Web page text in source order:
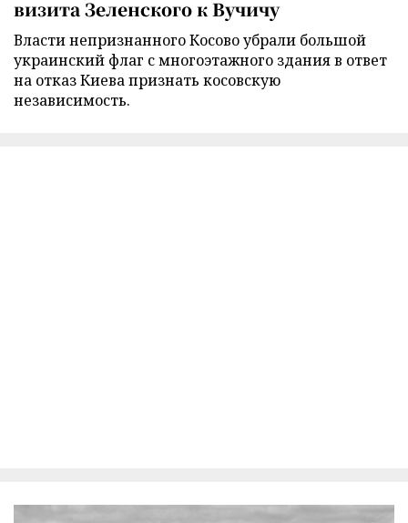
визита Зеленского к Вучичу
Власти непризнанного Косово убрали большой
украинский флаг с многоэтажного здания в ответ
на отказ Киева признать косовскую
независимость.